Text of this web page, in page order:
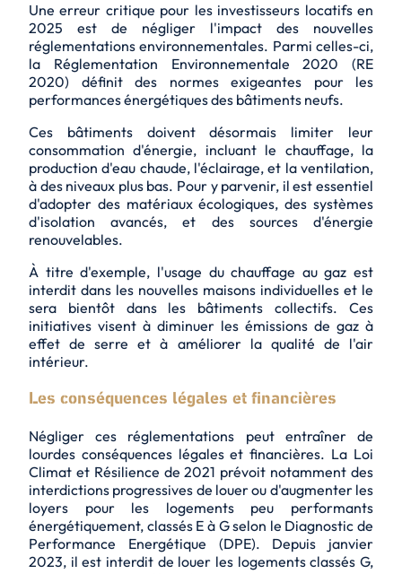
Une erreur critique pour les investisseurs locatifs en
2025 est de négliger l'impact des nouvelles
réglementations environnementales. Parmi celles-ci,
la Réglementation Environnementale 2020 (RE
2020) définit des normes exigeantes pour les
performances énergétiques des bâtiments neufs.
Ces bâtiments doivent désormais limiter leur
consommation d'énergie, incluant le chauffage, la
production d'eau chaude, l'éclairage, et la ventilation,
à des niveaux plus bas. Pour y parvenir, il est essentiel
d'adopter des matériaux écologiques, des systèmes
d'isolation avancés, et des sources d'énergie
renouvelables.
À titre d'exemple, l'usage du chauffage au gaz est
interdit dans les nouvelles maisons individuelles et le
sera bientôt dans les bâtiments collectifs. Ces
initiatives visent à diminuer les émissions de gaz à
effet de serre et à améliorer la qualité de l'air
intérieur.
Les conséquences légales et financières
Négliger ces réglementations peut entraîner de
lourdes conséquences légales et financières. La Loi
Climat et Résilience de 2021 prévoit notamment des
interdictions progressives de louer ou d'augmenter les
loyers pour les logements peu performants
énergétiquement, classés E à G selon le Diagnostic de
Performance Energétique (DPE). Depuis janvier
2023, il est interdit de louer les logements classés G,